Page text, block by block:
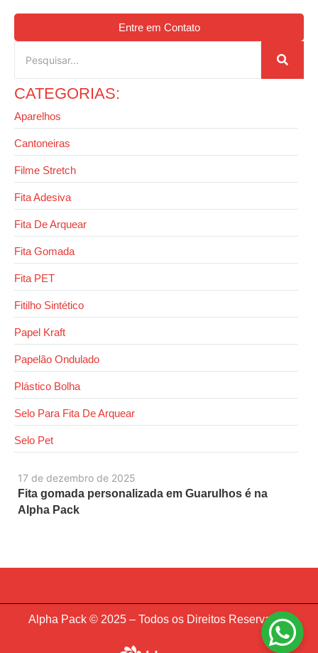
17 de dezembro de 2025
Fita gomada personalizada em Guarulhos é na
Alpha Pack
Entre em Contato
CATEGORIAS:
Aparelhos
Cantoneiras
Filme Stretch
Fita Adesiva
Fita De Arquear
Fita Gomada
Fita PET
Fitilho Sintético
Papel Kraft
Papelão Ondulado
Plástico Bolha
Selo Para Fita De Arquear
Selo Pet
Alpha Pack © 2025 – Todos os Direitos Reservados